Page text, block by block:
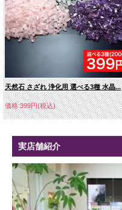
天然石 さざれ 浄化用 選べる3種 水晶...
価格:399円(税込)
実店舗紹介